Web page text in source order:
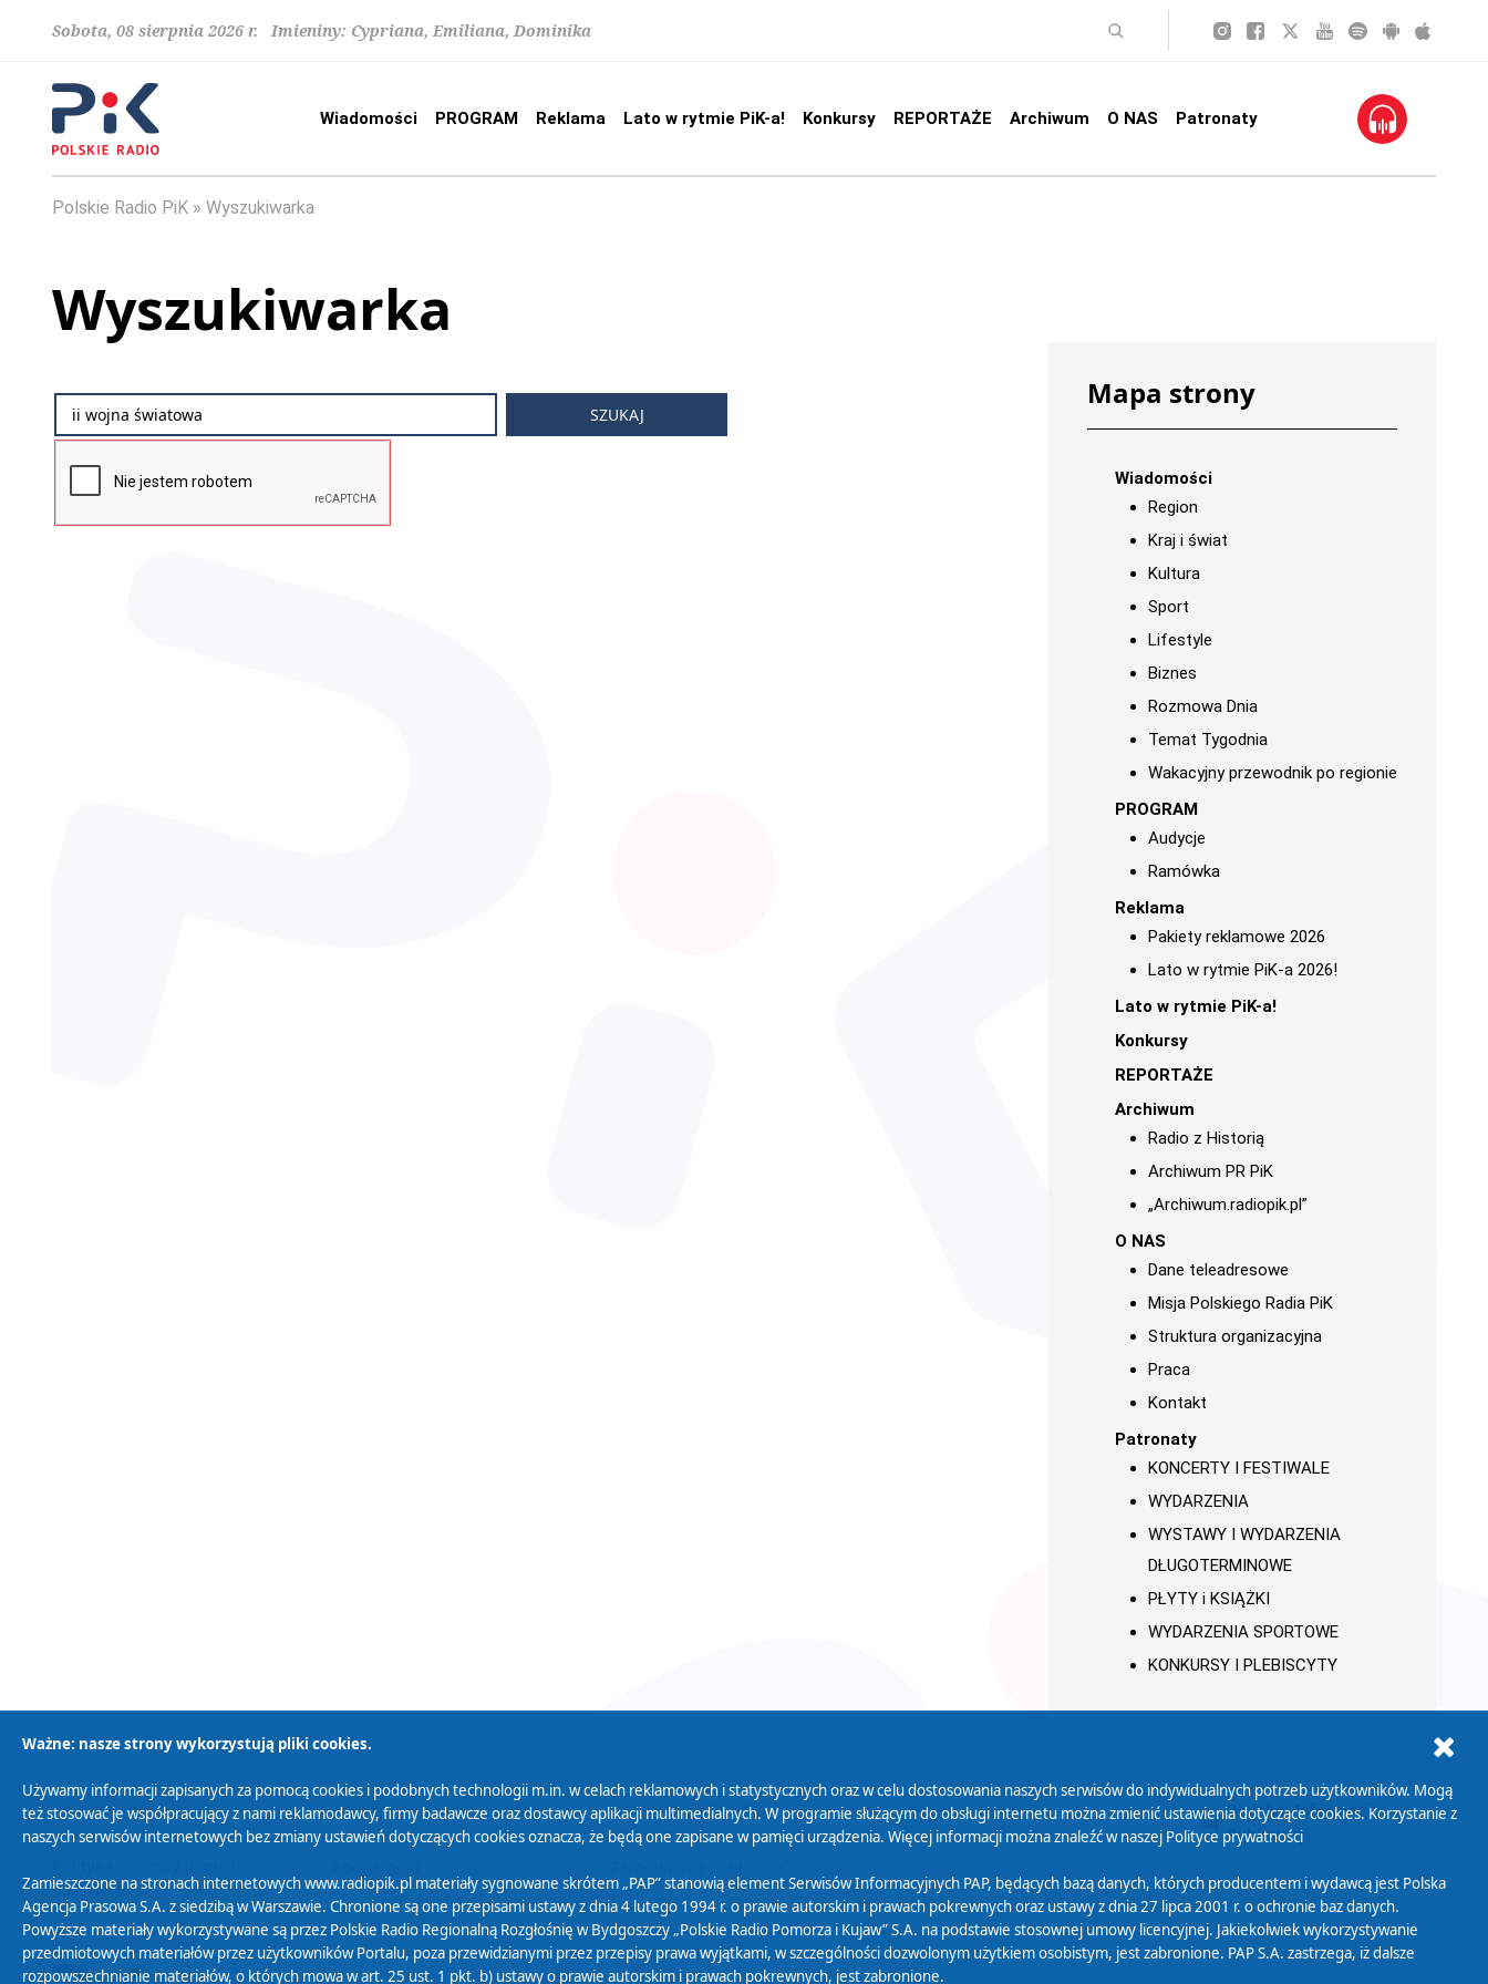
Sobota, 08 sierpnia 2026 r. Imieniny: Cypriana, Emiliana, Dominika
Wiadomości PROGRAM Reklama Lato w rytmie PiK-a! Konkursy REPORTAŻE Archiwum O NAS Patronaty
Polskie Radio PiK Wyszukiwarka
Wyszukiwarka
Mapa strony
Wiadomości
Region
Kraj i świat
Kultura
Sport
Lifestyle
Biznes
Rozmowa Dnia
Temat Tygodnia
Wakacyjny przewodnik po regionie
PROGRAM
Audycje
Ramówka
Reklama
Pakiety reklamowe 2026
Lato w rytmie PiK-a 2026!
Lato w rytmie PiK-a!
Konkursy
REPORTAŻE
Archiwum
Radio z Historią
Archiwum PR PiK
„Archiwum.radiopik.pl”
O NAS
Dane teleadresowe
Misja Polskiego Radia PiK
Struktura organizacyjna
Praca
Kontakt
Patronaty
KONCERTY I FESTIWALE
WYDARZENIA
WYSTAWY I WYDARZENIA
DŁUGOTERMINOWE
PŁYTY i KSIĄŻKI
WYDARZENIA SPORTOWE
KONKURSY I PLEBISCYTY
Polityka Prywatności Zasady korzystania z Serwisu
Organizacje Pożytku
Publicznego
Cyfryzacja DAB+
osobowych
Biuletyn Informacji
Publicznej
Ważne: nasze strony wykorzystują pliki cookies.
Używamy informacji zapisanych za pomocą cookies i podobnych technologii m.in. w celach reklamowych i statystycznych oraz w celu dostosowania naszych serwisów do indywidualnych potrzeb użytkowników. Mogą
też stosować je współpracujący z nami reklamodawcy, firmy badawcze oraz dostawcy aplikacji multimedialnych. W programie służącym do obsługi internetu można zmienić ustawienia dotyczące cookies. Korzystanie z
naszych serwisów internetowych bez zmiany ustawień dotyczących cookies oznacza, że będą one zapisane w pamięci urządzenia. Więcej informacji można znaleźć w naszej Polityce prywatności
Zamieszczone na stronach internetowych www.radiopik.pl materiały sygnowane skrótem „PAP” stanowią element Serwisów Informacyjnych PAP, będących bazą danych, których producentem i wydawcą jest Polska
Agencja Prasowa S.A. z siedzibą w Warszawie. Chronione są one przepisami ustawy z dnia 4 lutego 1994 r. o prawie autorskim i prawach pokrewnych oraz ustawy z dnia 27 lipca 2001 r. o ochronie baz danych.
Powyższe materiały wykorzystywane są przez Polskie Radio Regionalną Rozgłośnię w Bydgoszczy „Polskie Radio Pomorza i Kujaw” S.A. na podstawie stosownej umowy licencyjnej. Jakiekolwiek wykorzystywanie
przedmiotowych materiałów przez użytkowników Portalu, poza przewidzianymi przez przepisy prawa wyjątkami, w szczególności dozwolonym użytkiem osobistym, jest zabronione. PAP S.A. zastrzega, iż dalsze
rozpowszechnianie materiałów, o których mowa w art. 25 ust. 1 pkt. b) ustawy o prawie autorskim i prawach pokrewnych, jest zabronione.